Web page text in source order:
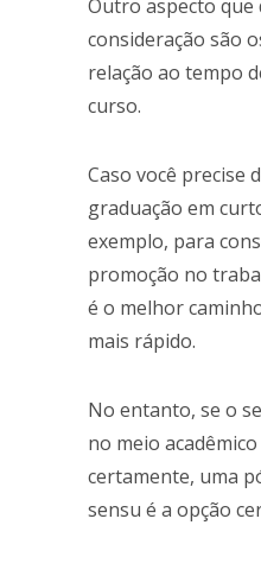
Outro aspecto que
consideração são
relação ao tempo
curso.
Caso você precise
graduação em
exemplo, para
promoção no
é o melhor
mais rápido.
No entanto, se o
no meio
certamente, uma
sensu é a opção